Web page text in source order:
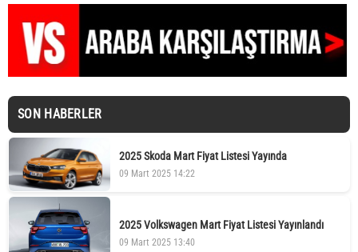
SON HABERLER
2025 Skoda Mart Fiyat Listesi Yayında
09 Mart 2025 14:22
2025 Volkswagen Mart Fiyat Listesi Yayınlandı
09 Mart 2025 13:40